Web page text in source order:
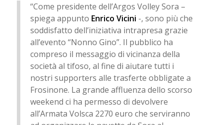
“Come presidente dell’Argos Volley Sora –
spiega appunto Enrico Vicini -, sono più che
soddisfatto dell’iniziativa intrapresa grazie
all’evento “Nonno Gino”. Il pubblico ha
compreso il messaggio di vicinanza della
società al tifoso, al fine di aiutare tutti i
nostri supporters alle trasferte obbligate a
Frosinone. La grande affluenza dello scorso
weekend ci ha permesso di devolvere
all’Armata Volsca 2270 euro che serviranno